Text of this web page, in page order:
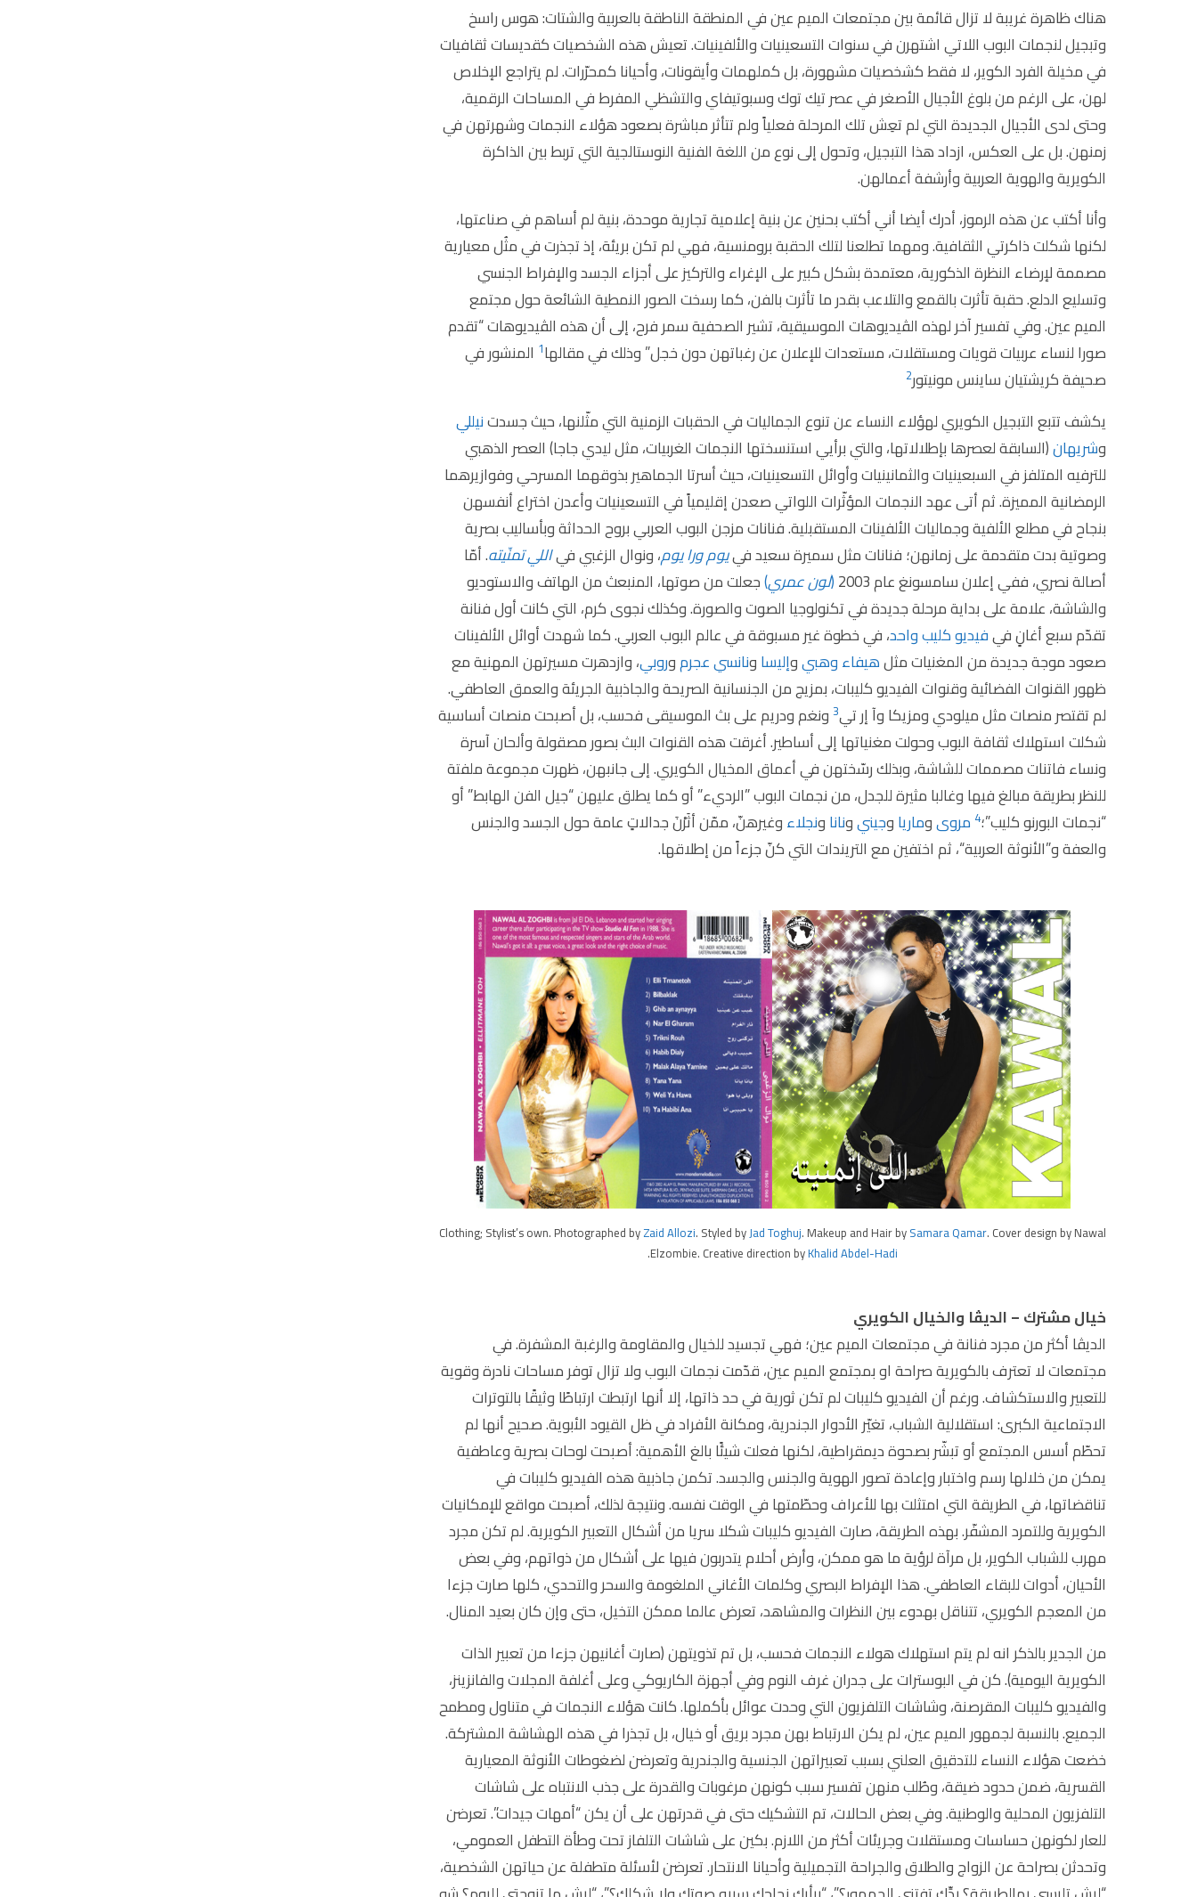
هناك ظاهرة غريبة لا تزال قائمة بين مجتمعات الميم عين في المنطقة الناطقة بالعربية والشتات: هوس راسخ
وتبجيل لنجمات البوب اللاتي اشتهرن في سنوات التسعينيات والألفينيات. تعيش هذه الشخصيات كقديسات ثقافيات
في مخيلة الفرد الكوير، لا فقط كشخصيات مشهورة، بل كملهمات وأيقونات، وأحيانا كمحرّرات. لم يتراجع الإخلاص
لهن، على الرغم من بلوغ الأجيال الأصغر في عصر تيك توك وسبوتيفاي والتشظي المفرط في المساحات الرقمية،
وحتى لدى الأجيال الجديدة التي لم تعِش تلك المرحلة فعلياً ولم تتأثر مباشرة بصعود هؤلاء النجمات وشهرتهن في
زمنهن. بل على العكس، ازداد هذا التبجيل، وتحول إلى نوع من اللغة الفنية النوستالجية التي تربط بين الذاكرة
الكويرية والهوية العربية وأرشفة أعمالهن.
وأنا أكتب عن هذه الرموز، أدرك أيضا أني أكتب بحنين عن بنية إعلامية تجارية موحدة، بنية لم أساهم في صناعتها،
لكنها شكلت ذاكرتي الثقافية. ومهما تطلعنا لتلك الحقبة برومنسية، فهي لم تكن بريئة، إذ تجذرت في مثُل معيارية
مصممة لإرضاء النظرة الذكورية، معتمدة بشكل كبير على الإغراء والتركيز على أجزاء الجسد والإفراط الجنسي
وتسليع الدلع. حقبة تأثرت بالقمع والتلاعب بقدر ما تأثرت بالفن، كما رسخت الصور النمطية الشائعة حول مجتمع
الميم عين. وفي تفسير آخر لهذه الڤيديوهات الموسيقية، تشير الصحفية سمر فرح، إلى أن هذه الڤيديوهات “تقدم
صورا لنساء عربيات قويات ومستقلات، مستعدات للإعلان عن رغباتهن دون خجل” وذلك في مقالها1 المنشور في
صحيفة كريشتيان ساينس مونيتور2
يكشف تتبع التبجيل الكويري لهؤلاء النساء عن تنوع الجماليات في الحقبات الزمنية التي مثّلنها، حيث جسدتنيللي
وشريهان(السابقة لعصرها بإطلالاتها، والتي برأيي استنسختها النجمات الغربيات، مثل ليدي جاجا) العصر الذهبي
للترفيه المتلفز في السبعينيات والثمانينيات وأوائل التسعينيات، حيث أسرتا الجماهير بذوقهما المسرحي وفوازيرهما
الرمضانية المميزة. ثم أتى عهد النجمات المؤثّرات اللواتي صعدن إقليمياً في التسعينيات وأعدن اختراع أنفسهن
بنجاح في مطلع الألفية وجماليات الألفينات المستقبلية. فنانات مزجن البوب العربي بروح الحداثة وبأساليب بصرية
وصوتية بدت متقدمة على زمانهن؛ فنانات مثل سميرة سعيد فييوم ورا يوم، ونوال الزغبي فياللي تمنّيته. أمّا
أصالة نصري، ففي إعلان سامسونغ عام 2003
(لون عمري)جعلت من صوتها، المنبعث من الهاتف والاستوديو
والشاشة، علامة على بداية مرحلة جديدة في تكنولوجيا الصوت والصورة. وكذلك نجوى كرم، التي كانت أول فنانة
تقدّم سبع أغانٍ فيفيديو كليب واحد، في خطوة غير مسبوقة في عالم البوب العربي. كما شهدت أوائل الألفينات
صعود موجة جديدة من المغنيات مثلهيفاء وهبيوإليساونانسي عجرموروبي، وازدهرت مسيرتهن المهنية مع
ظهور القنوات الفضائية وقنوات الفيديو كليبات، بمزيج من الجنسانية الصريحة والجاذبية الجريئة والعمق العاطفي.
لم تقتصر منصات مثل ميلودي ومزيكا وآ إر تي3 ونغم ودريم على بث الموسيقى فحسب، بل أصبحت منصات أساسية
شكلت استهلاك ثقافة البوب وحولت مغنياتها إلى أساطير. أغرقت هذه القنوات البث بصور مصقولة وألحان آسرة
ونساء فاتنات مصممات للشاشة، وبذلك رسّختهن في أعماق المخيال الكويري. إلى جانبهن، ظهرت مجموعة ملفتة
للنظر بطريقة مبالغ فيها وغالبا مثيرة للجدل، من نجمات البوب ​​”الرديء” أو كما يطلق عليهن “جيل الفن الهابط” أو
“نجمات البورنو كليب”؛4 مروىومارياوجينيوناناونجلاءوغيرهنّ، ممّن أثَرْنَ جدالاتٍ عامة حول الجسد والجنس
والعفة و”الأنوثة العربية“، ثم اختفين مع التريندات التي كنّ جزءاً من إطلاقها.
Clothing; Stylist’s own. Photographed byZaid Allozi. Styled byJad Toghuj. Makeup and Hair bySamara Qamar. Cover design by Nawal
Elzombie. Creative direction byKhalid Abdel-Hadi
.
خيال مشترك – الديڤا والخيال الكويري
الديڤا أكثر من مجرد فنانة في مجتمعات الميم عين؛ فهي تجسيد للخيال والمقاومة والرغبة المشفرة. في
مجتمعات لا تعترف بالكويرية صراحة او بمجتمع الميم عين، قدّمت نجمات البوب ولا تزال توفر مساحات نادرة وقوية
للتعبير والاستكشاف. ورغم أن الفيديو كليبات لم تكن ثورية في حد ذاتها، إلا أنها ارتبطت ارتباطًا وثيقًا بالتوترات
الاجتماعية الكبرى: استقلالية الشباب، تغيّر الأدوار الجندرية، ومكانة الأفراد في ظل القيود الأبوية. صحيح أنها لم
تحطّم أسس المجتمع أو تبشّر بصحوة ديمقراطية، لكنها فعلت شيئًا بالغ الأهمية: أصبحت لوحات بصرية وعاطفية
يمكن من خلالها رسم واختبار وإعادة تصور الهوية والجنس والجسد. تكمن جاذبية هذه الفيديو كليبات في
تناقضاتها، في الطريقة التي امتثلت بها للأعراف وحطّمتها في الوقت نفسه. ونتيجة لذلك، أصبحت مواقع للإمكانيات
الكويرية وللتمرد المشفّر. بهذه الطريقة، صارت الفيديو كليبات شكلا سريا من أشكال التعبير الكويرية. لم تكن مجرد
مهرب للشباب الكوير، بل مرآة لرؤية ما هو ممكن، وأرض أحلام يتدربون فيها على أشكال من ذواتهم، وفي بعض
الأحيان، أدوات للبقاء العاطفي. هذا الإفراط البصري وكلمات الأغاني الملغومة والسحر والتحدي، كلها صارت جزءا
من المعجم الكويري، تتناقل بهدوء بين النظرات والمشاهد، تعرض عالما ممكن التخيل، حتى وإن كان بعيد المنال.
من الجدير بالذكر انه لم يتم استهلاك هولاء النجمات فحسب، بل تم تذويتهن (صارت أغانيهن جزءا من تعبير الذات
الكويرية اليومية). كن في البوسترات على جدران غرف النوم وفي أجهزة الكاريوكي وعلى أغلفة المجلات والفانزينز،
والفيديو كليبات المقرصنة، وشاشات التلفزيون التي وحدت عوائل بأكملها. كانت هؤلاء النجمات في متناول ومطمح
الجميع. بالنسبة لجمهور الميم عين، لم يكن الارتباط بهن مجرد بريق أو خيال، بل تجذرا في هذه الهشاشة المشتركة.
خضعت هؤلاء النساء للتدقيق العلني بسبب تعبيراتهن الجنسية والجندرية وتعرضن لضغوطات الأنوثة المعيارية
القسرية، ضمن حدود ضيقة، وطُلب منهن تفسير سبب كونهن مرغوبات والقدرة على جذب الانتباه على شاشات
التلفزيون المحلية والوطنية. وفي بعض الحالات، تم التشكيك حتى في قدرتهن على أن يكن “أمهات جيدات”. تعرضن
للعار لكونهن حساسات ومستقلات وجريئات أكثر من اللازم. بكين على شاشات التلفاز تحت وطأة التطفل العمومي،
وتحدثن بصراحة عن الزواج والطلاق والجراحة التجميلية وأحيانا الانتحار. تعرضن لأسئلة متطفلة عن حياتهن الشخصية،